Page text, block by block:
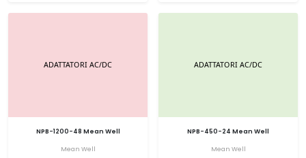
NPB-1200-48 Mean Well
Mean Well
NPB-450-24 Mean Well
Mean Well